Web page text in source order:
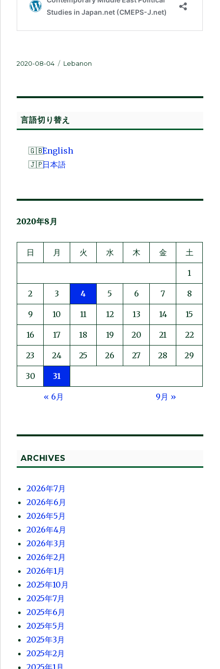
投
2020-08-04
カ
Lebanon
言語切り替え
English
日本語
2020年8月
日 月 火 水 木 金 土
1
2 3 4 5 6 7 8
9 10 11 12 13 14 15
16 17 18 19 20 21 22
23 24 25 26 27 28 29
30 31
« 6月 9月 »
ARCHIVES
2026年7月
2026年6月
2026年5月
2026年4月
2026年3月
2026年2月
2026年1月
2025年10月
2025年7月
2025年6月
2025年5月
2025年3月
2025年2月